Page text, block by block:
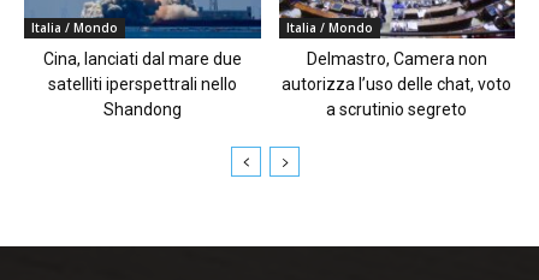
Italia / Mondo
Cina, lanciati dal mare due
satelliti iperspettrali nello
Shandong
Italia / Mondo
Delmastro, Camera non
autorizza l’uso delle chat, voto
a scrutinio segreto